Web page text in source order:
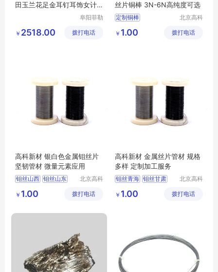
田玉兰花足金耳钉耳饰女计
阜阳菲勒
公司
￥ 2518.00 拨打电话
丝片铜棒 3N-6N高纯度可选
定制铜棒
高纯铜棒
北京高科
技有限公
￥ 1.00 拨打电话
高科新材 银白色金属钼丝片
坚韧管材 微量元素应用
钼丝山西 钼丝山东
钼丝合肥
北京高科
技有限公
￥ 1.00 拨打电话
高科新材 金属丝片管材 规格
多样 定制加工服务
钼丝青海 钼丝甘肃
钼丝济南
北京高科
技有限公
￥ 1.00 拨打电话